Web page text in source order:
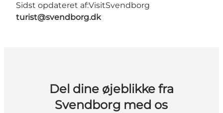
Sidst opdateret af:VisitSvendborg
turist@svendborg.dk
Del dine øjeblikke fra
Svendborg med os